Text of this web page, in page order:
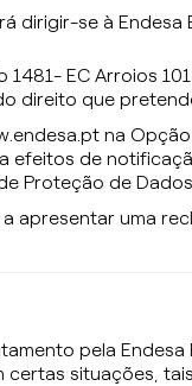
dirigir-se à Endesa
1481- EC Arroios
direito que
na
efeitos de
Proteção de
apresentar uma
pela
certas situações,